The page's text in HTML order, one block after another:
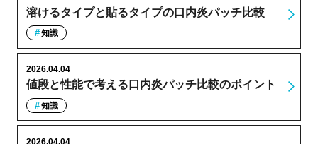
溶けるタイプと貼るタイプの口内炎パッチ比較
知識
値段と性能で考える口内炎パッチ比較のポイント
2026.04.04
知識
2026.04.04